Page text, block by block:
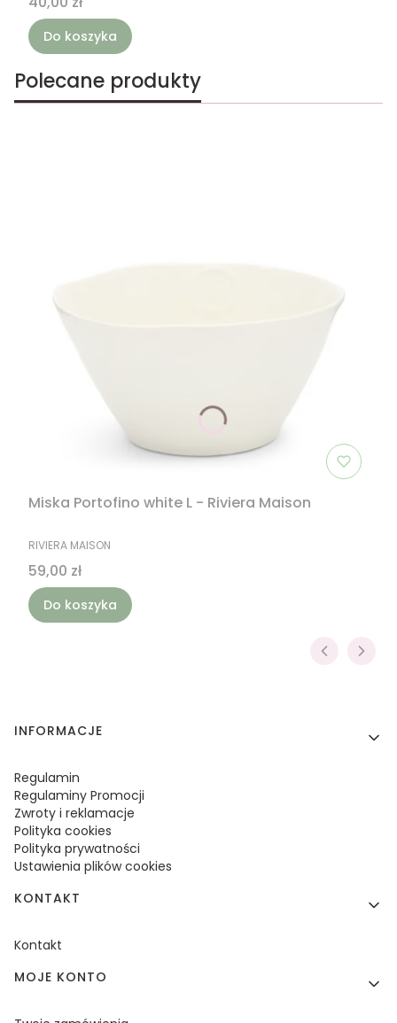
Do koszyka
Polecane produkty
Miska Portofino white L - Riviera Maison
PRODUCENT
RIVIERA MAISON
Cena
59,00 zł
Do koszyka
Linki w stopce
INFORMACJE
Regulamin
Regulaminy Promocji
Zwroty i reklamacje
Polityka cookies
Polityka prywatności
Ustawienia plików cookies
KONTAKT
Kontakt
MOJE KONTO